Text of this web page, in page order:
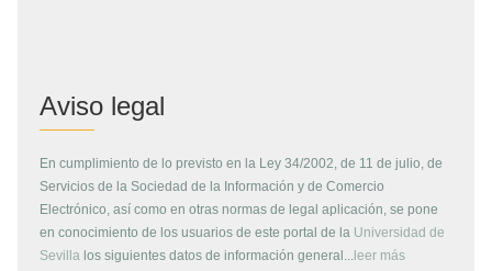
Aviso legal
En cumplimiento de lo previsto en la Ley 34/2002, de 11 de julio, de
Servicios de la Sociedad de la Información y de Comercio
Electrónico, así como en otras normas de legal aplicación, se pone
en conocimiento de los usuarios de este portal de la Universidad de
Sevilla los siguientes datos de información general... leer más